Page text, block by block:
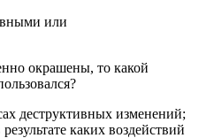
или
окрашены, то какой
деструктивных изменений;
каких воздействий